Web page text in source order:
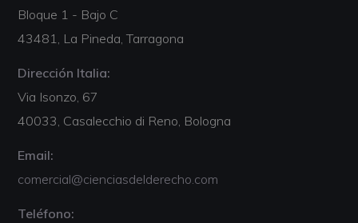
Bloque 1 - Bajo C
43481, La Pineda, Tarragona
Dirección Italia:
Via Isonzo, 67
40033, Casalecchio di Reno, Bologna
Email:
comercial@cienciasdelderecho.com
Teléfono: